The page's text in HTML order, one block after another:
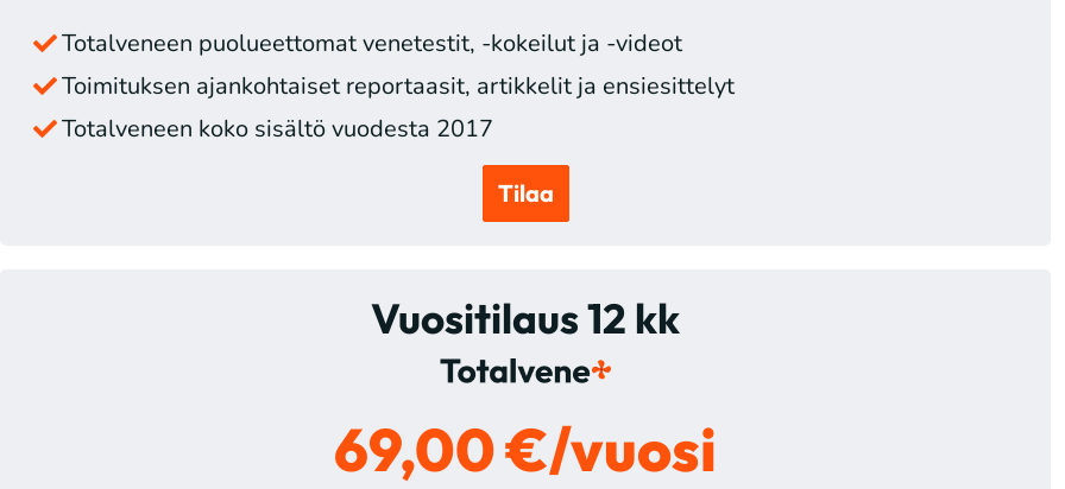
Totalveneen puolueettomat venetestit, -kokeilut ja -videot
Toimituksen ajankohtaiset reportaasit, artikkelit ja ensiesittelyt
Totalveneen koko sisältö vuodesta 2017
Tilaa
Vuositilaus 12 kk
69,00 €/vuosi